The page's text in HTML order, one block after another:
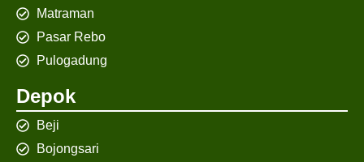
Matraman
Pasar Rebo
Pulogadung
Depok
Beji
Bojongsari